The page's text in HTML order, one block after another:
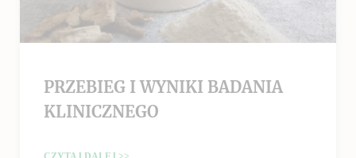
PRZEBIEG I WYNIKI BADANIA
KLINICZNEGO